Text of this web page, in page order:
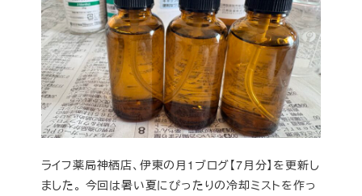
ライフ薬局神栖店、伊東の月1ブログ【7月分】を更新し
ました。 今回は暑い夏にぴったりの冷却ミストを作っ